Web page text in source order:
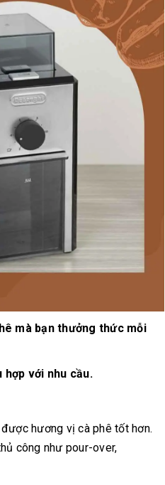
mà bạn thưởng thức mỗi
với nhu cầu.
hương vị cà phê tốt hơn.
công như pour-over,
trong giới sành cà
phê?
10/06/2026
Bí quyết chọn mua
cà phê hạt rang
mộc thơm ngon,